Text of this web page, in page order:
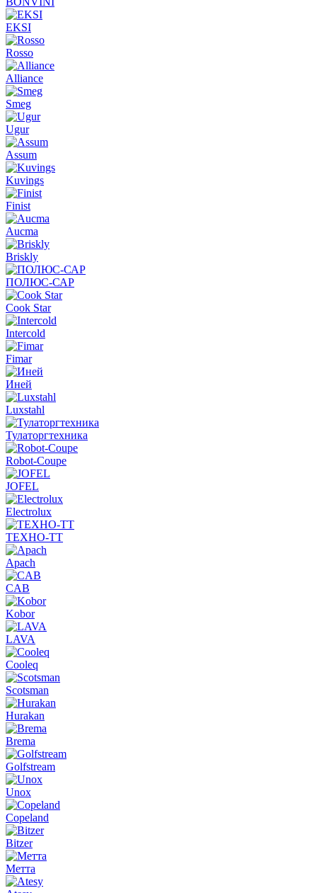
EKSI
Rosso
Alliance
Smeg
Ugur
Assum
Kuvings
Finist
Aucma
Briskly
ПОЛЮС-САР
Cook Star
Intercold
Fimar
Иней
Luxstahl
Тулаторгтехника
Robot-Coupe
JOFEL
Electrolux
ТЕХНО-ТТ
Apach
CAB
Kobor
LAVA
Cooleq
Scotsman
Hurakan
Brema
Golfstream
Unox
Copeland
Bitzer
Метта